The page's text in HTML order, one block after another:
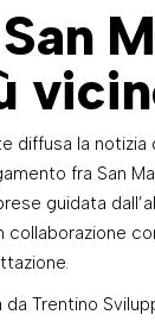
la notizia
fra San
guidata
Trentino